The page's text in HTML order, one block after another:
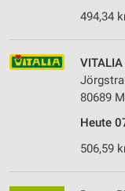
494,34
80689
Heute
506,59
Verwendung von
Erstellung von
von Inhalten
personalisierter
Messung der
Messung der